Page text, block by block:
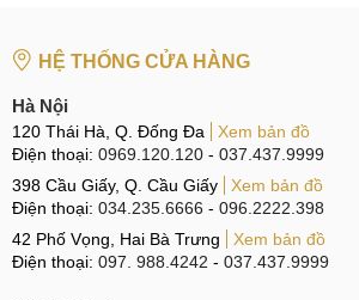
HỆ THỐNG CỬA HÀNG
Hà Nội
120 Thái Hà, Q. Đống Đa
Xem bản đồ
Điện thoại: 0969.120.120 - 037.437.9999
398 Cầu Giấy, Q. Cầu Giấy
Xem bản đồ
Điện thoại: 034.235.6666 - 096.2222.398
42 Phố Vọng, Hai Bà Trưng
Xem bản đồ
Điện thoại: 097. 988.4242 - 037.437.9999